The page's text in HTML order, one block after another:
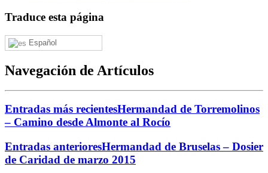
Traduce esta página
Español
Navegación de Artículos
Entradas más recientesHermandad de Torremolinos
– Camino desde Almonte al Rocío
Entradas anterioresHermandad de Bruselas – Dosier
de Caridad de marzo 2015